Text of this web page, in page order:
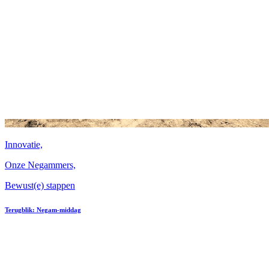
Innovatie,
Onze Negammers,
Bewust(e) stappen
Terugblik: Negam-middag